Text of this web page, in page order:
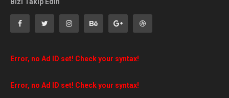
Error, no Ad ID set! Check your syntax!
Error, no Ad ID set! Check your syntax!